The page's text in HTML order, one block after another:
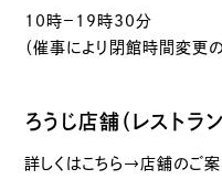
10時－19時30分
（催事により閉館時間変更の
ろうじ店舗（レストラ
詳しくはこちら→店舗のご